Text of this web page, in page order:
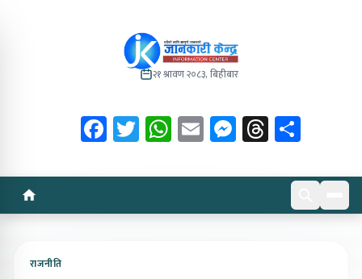
२१ श्रावण २०८३, बिहीबार
Facebook
Twitter
WhatsApp
EmailMessenger
Threads
राजनीति